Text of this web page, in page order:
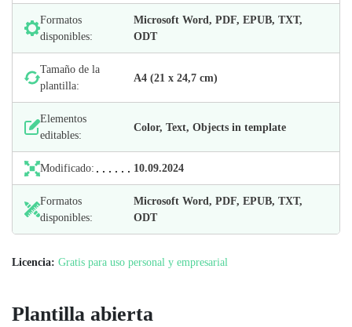
Formatos
disponibles:
Microsoft Word, PDF, EPUB, TXT,
ODT
Tamaño de la
plantilla:
А4 (21 х 24,7 cm)
Elementos
editables:
Color, Text, Objects in template
Modificado: 10.09.2024
Formatos
disponibles:
Microsoft Word, PDF, EPUB, TXT,
ODT
Licencia: Gratis para uso personal y empresarial
Plantilla abierta